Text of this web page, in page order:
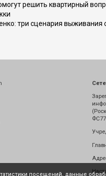
решить квартирный
три сценария выживания
посещений, данные